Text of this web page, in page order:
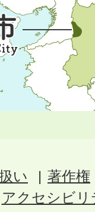
い
著作権
アクセシビ